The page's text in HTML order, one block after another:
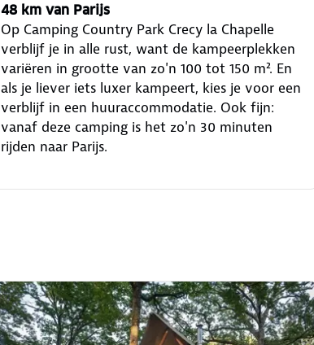
48 km van Parijs
Op Camping Country Park Crecy la Chapelle
verblijf je in alle rust, want de kampeerplekken
variëren in grootte van zo'n 100 tot 150 m². En
als je liever iets luxer kampeert, kies je voor een
verblijf in een huuraccommodatie. Ook fijn:
vanaf deze camping is het zo'n 30 minuten
rijden naar Parijs.